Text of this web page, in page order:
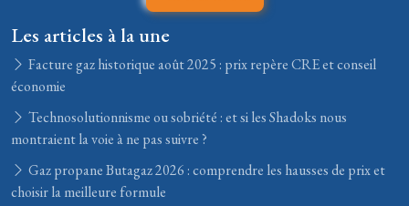
Les articles à la une
Facture gaz historique août 2025 : prix repère CRE et conseil
économie
Technosolutionnisme ou sobriété : et si les Shadoks nous
montraient la voie à ne pas suivre ?
Gaz propane Butagaz 2026 : comprendre les hausses de prix et
choisir la meilleure formule